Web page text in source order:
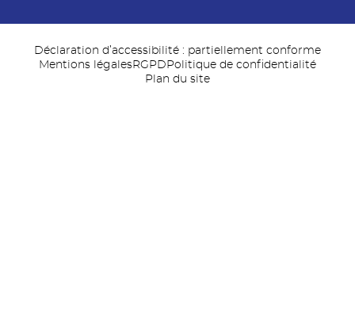
Déclaration d’accessibilité : partiellement conforme
Mentions légalesRGPD Politique de confidentialité
Plan du site